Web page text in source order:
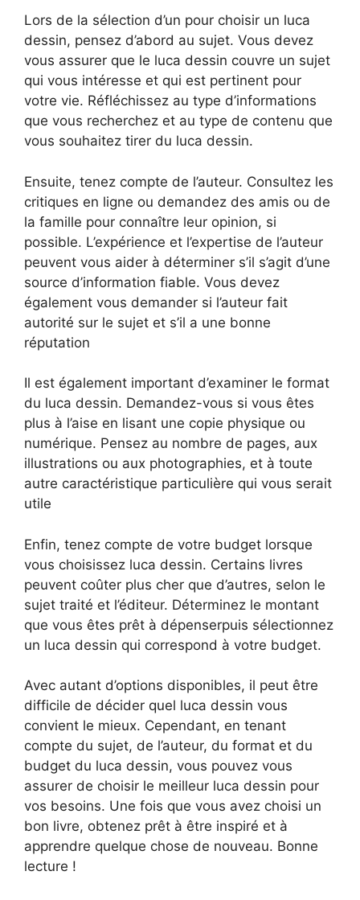
Lors de la sélection d’un pour choisir un luca
dessin, pensez d’abord au sujet. Vous devez
vous assurer que le luca dessin couvre un sujet
qui vous intéresse et qui est pertinent pour
votre vie. Réfléchissez au type d’informations
que vous recherchez et au type de contenu que
vous souhaitez tirer du luca dessin.
Ensuite, tenez compte de l’auteur. Consultez les
critiques en ligne ou demandez des amis ou de
la famille pour connaître leur opinion, si
possible. L’expérience et l’expertise de l’auteur
peuvent vous aider à déterminer s’il s’agit d’une
source d’information fiable. Vous devez
également vous demander si l’auteur fait
autorité sur le sujet et s’il a une bonne
réputation
Il est également important d’examiner le format
du luca dessin. Demandez-vous si vous êtes
plus à l’aise en lisant une copie physique ou
numérique. Pensez au nombre de pages, aux
illustrations ou aux photographies, et à toute
autre caractéristique particulière qui vous serait
utile
Enfin, tenez compte de votre budget lorsque
vous choisissez luca dessin. Certains livres
peuvent coûter plus cher que d’autres, selon le
sujet traité et l’éditeur. Déterminez le montant
que vous êtes prêt à dépenserpuis sélectionnez
un luca dessin qui correspond à votre budget.
Avec autant d’options disponibles, il peut être
difficile de décider quel luca dessin vous
convient le mieux. Cependant, en tenant
compte du sujet, de l’auteur, du format et du
budget du luca dessin, vous pouvez vous
assurer de choisir le meilleur luca dessin pour
vos besoins. Une fois que vous avez choisi un
bon livre, obtenez prêt à être inspiré et à
apprendre quelque chose de nouveau. Bonne
lecture !